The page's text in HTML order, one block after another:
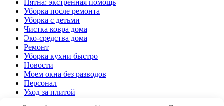
Пятна: экстренная помощь
Уборка после ремонта
Уборка с детьми
Чистка ковра дома
Эко-средства дома
Ремонт
Уборка кухни быстро
Новости
Моем окна без разводов
Персонал
Уход за плитой